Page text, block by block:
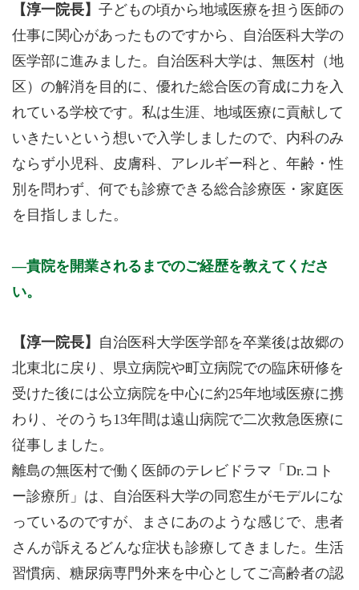
【淳一院長】 子どもの頃から地域医療を担う医師の
仕事に関心があったものですから、自治医科大学の
医学部に進みました。自治医科大学は、無医村（地
区）の解消を目的に、優れた総合医の育成に力を入
れている学校です。私は生涯、地域医療に貢献して
いきたいという想いで入学しましたので、内科のみ
ならず小児科、皮膚科、アレルギー科と、年齢・性
別を問わず、何でも診療できる総合診療医・家庭医
を目指しました。
貴院を開業されるまでのご経歴を教えてくださ
い。
【淳一院長】 自治医科大学医学部を卒業後は故郷の
北東北に戻り、県立病院や町立病院での臨床研修を
受けた後には公立病院を中心に約25年地域医療に携
わり、そのうち13年間は遠山病院で二次救急医療に
従事しました。
離島の無医村で働く医師のテレビドラマ「Dr.コト
ー診療所」は、自治医科大学の同窓生がモデルにな
っているのですが、まさにあのような感じで、患者
さんが訴えるどんな症状も診療してきました。生活
習慣病、糖尿病専門外来を中心としてご高齢者の認